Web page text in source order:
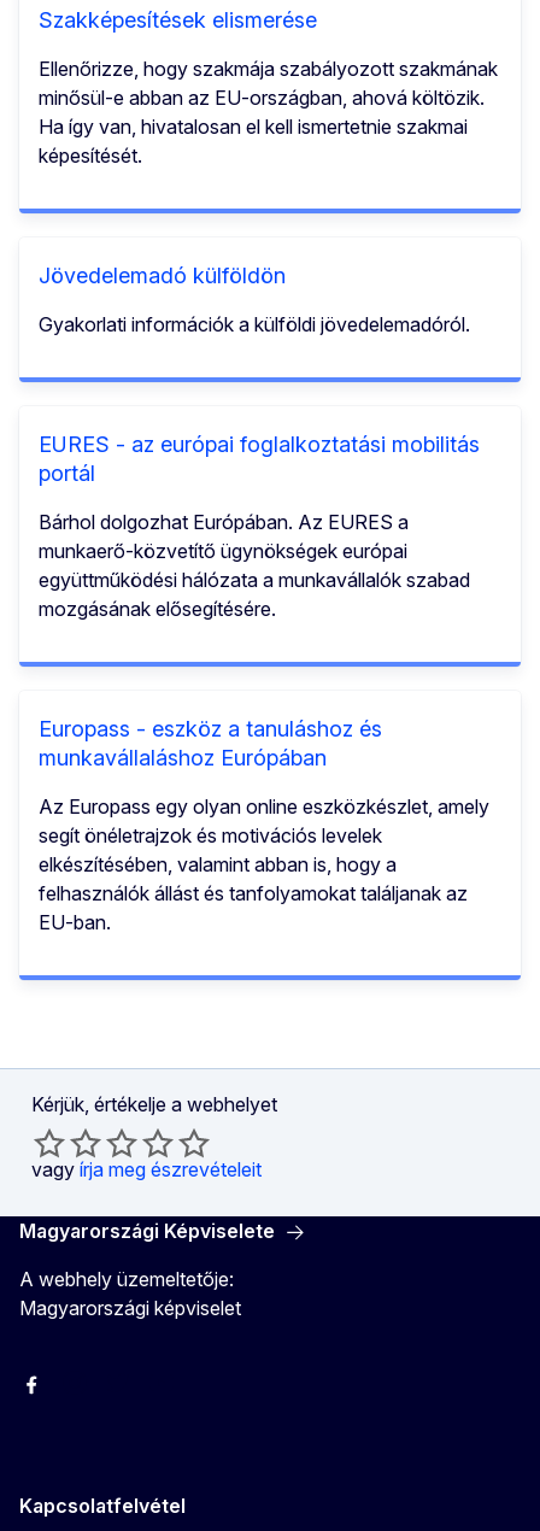
Szakképesítések elismerése
Ellenőrizze, hogy szakmája szabályozott szakmának
minősül-e abban az EU-országban, ahová költözik.
Ha így van, hivatalosan el kell ismertetnie szakmai
képesítését.
Jövedelemadó külföldön
Gyakorlati információk a külföldi jövedelemadóról.
EURES - az európai foglalkoztatási mobilitás
portál
Bárhol dolgozhat Európában. Az EURES a
munkaerő-közvetítő ügynökségek európai
együttműködési hálózata a munkavállalók szabad
mozgásának elősegítésére.
Europass - eszköz a tanuláshoz és
munkavállaláshoz Európában
Az Europass egy olyan online eszközkészlet, amely
segít önéletrajzok és motivációs levelek
elkészítésében, valamint abban is, hogy a
felhasználók állást és tanfolyamokat találjanak az
EU-ban.
Kérjük, értékelje a webhelyet
vagy írja meg észrevételeit
Magyarországi Képviselete
A webhely üzemeltetője:
Magyarországi képviselet
Facebook
Kapcsolatfelvétel